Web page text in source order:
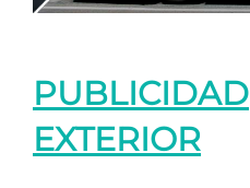
PUBLICIDAD
EXTERIOR